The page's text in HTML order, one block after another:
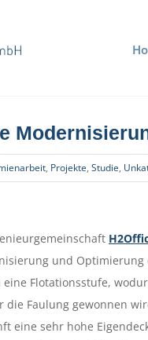
, Projekte, Studie,
und
Flotationsstufe,
die Faulung gewonnen
eine sehr hohe